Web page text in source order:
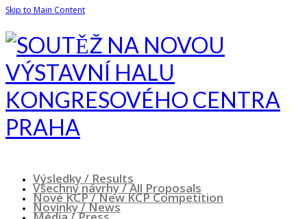
Skip to Main Content
Výsledky / Results
Všechny návrhy / All Proposals
Nové KCP / New KCP Competition
Novinky / News